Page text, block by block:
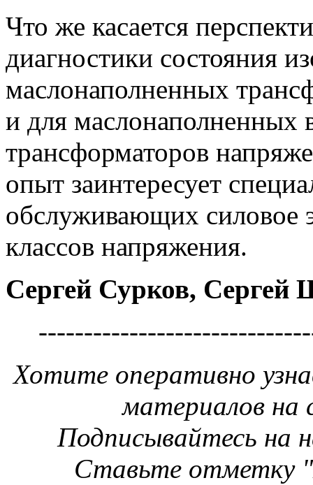
Что же касается
диагностики состояния
маслонаполненных
и для маслонаполненных
трансформаторов
опыт заинтересует
обслуживающих силовое
классов напряжения.
Сергей Сурков, Сергей
Хотите оперативно
материалов
Подписывайтесь на
Ставьте отметку